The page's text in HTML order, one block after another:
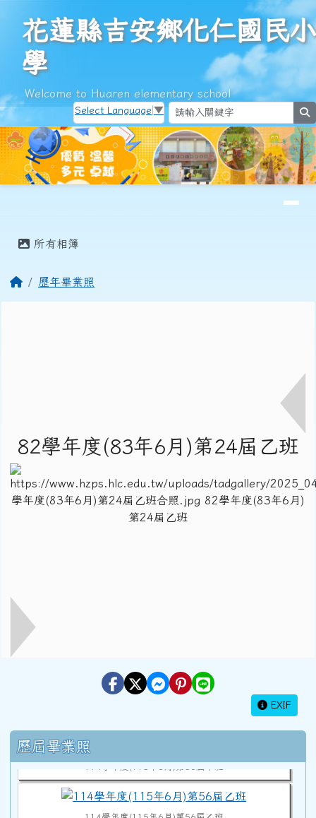
花蓮縣吉安鄉化仁國民小學
花蓮縣吉安鄉化仁國民小
學
Welcome to Huaren elementary school
Select Language ▼
所有相簿
回首頁歷年畢業照
82學年度(83年6月)第24屆乙班
EXIF
右邊區域內容
歷屆畢業照